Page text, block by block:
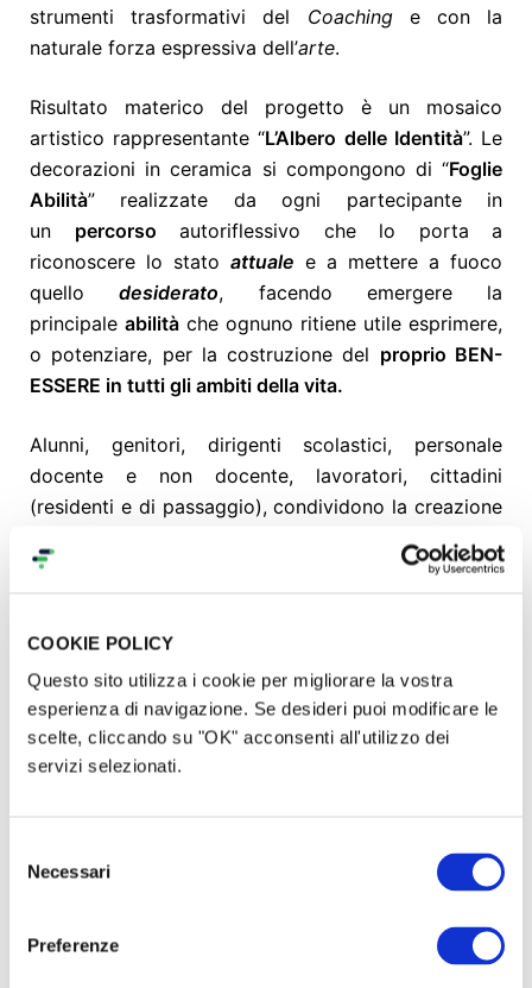
COOKIE POLICY
Questo sito utilizza i cookie per migliorare la vostra
esperienza di navigazione. Se desideri puoi modificare le
scelte, cliccando su "OK" acconsenti all'utilizzo dei
servizi selezionati.
delNecessari
Preferenze
strumenti trasformativi del Coachinge con la
naturale forza espressiva dell’arte.
Risultato materico del progetto è un mosaico
artistico rappresentante “L’Albero delle Identità”. Le
decorazioni in ceramica si compongono di “Foglie
Abilità” realizzate da ogni partecipante in
un percorso autoriflessivo che lo porta a
riconoscere lo stato attuale e a mettere a fuoco
quellodesiderato, facendo emergere la
principale abilità che ognuno ritiene utile esprimere,
o potenziare, per la costruzione del proprio BEN-
ESSERE in tutti gli ambiti della vita.
Alunni, genitori, dirigenti scolastici, personale
docente e non docente, lavoratori, cittadini
(residenti e di passaggio), condividono la creazione
identitaria
che da nuovo